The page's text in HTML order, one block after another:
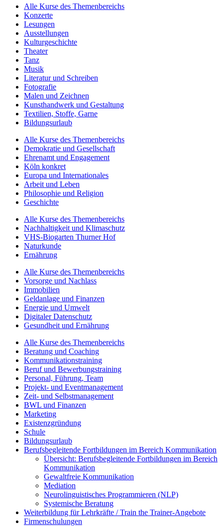
Alle Kurse des Themenbereichs
Konzerte
Lesungen
Ausstellungen
Kulturgeschichte
Theater
Tanz
Musik
Literatur und Schreiben
Fotografie
Malen und Zeichnen
Kunsthandwerk und Gestaltung
Textilien, Stoffe, Garne
Bildungsurlaub
Alle Kurse des Themenbereichs
Demokratie und Gesellschaft
Ehrenamt und Engagement
Köln konkret
Europa und Internationales
Arbeit und Leben
Philosophie und Religion
Geschichte
Alle Kurse des Themenbereichs
Nachhaltigkeit und Klimaschutz
VHS-Biogarten Thurner Hof
Naturkunde
Ernährung
Alle Kurse des Themenbereichs
Vorsorge und Nachlass
Immobilien
Geldanlage und Finanzen
Energie und Umwelt
Digitaler Datenschutz
Gesundheit und Ernährung
Alle Kurse des Themenbereichs
Beratung und Coaching
Kommunikationstraining
Beruf und Bewerbungstraining
Personal, Führung, Team
Projekt- und Eventmanagement
Zeit- und Selbstmanagement
BWL und Finanzen
Marketing
Existenzgründung
Schule
Bildungsurlaub
Berufsbegleitende Fortbildungen im Bereich Kommunikation
Übersicht: Berufsbegleitende Fortbildungen im Bereich
Kommunikation
Gewaltfreie Kommunikation
Mediation
Neurolinguistisches Programmieren (NLP)
Systemische Beratung
Weiterbildung für Lehrkräfte / Train the Trainer-Angebote
Firmenschulungen